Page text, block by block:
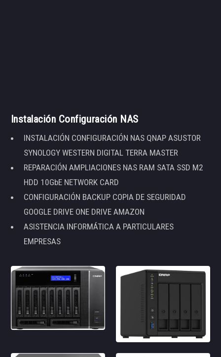
Instalación Configuración NAS
INSTALACIÓN CONFIGURACIÓN NAS QNAP ASUSTOR
SYNOLOGY WESTERN DIGITAL TERRA MASTER
REPARACIÓN AMPLIACIONES NAS RAM SATA SSD M2
HDD 10GbE NETWORK CARD
CONFIGURACIÓN BACKUP COPIA DE SEGURIDAD
GOOGLE DRIVE ONE DRIVE AMAZON
ASISTENCIA INFORMÁTICA A PARTICULARES
EMPRESAS